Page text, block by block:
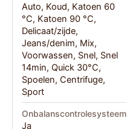
Auto, Koud, Katoen 60
°C, Katoen 90 °C,
Delicaat/zijde,
Jeans/denim, Mix,
Voorwassen, Snel, Snel
14min, Quick 30°C,
Spoelen, Centrifuge,
Sport
Onbalanscontrolesysteem
Ja